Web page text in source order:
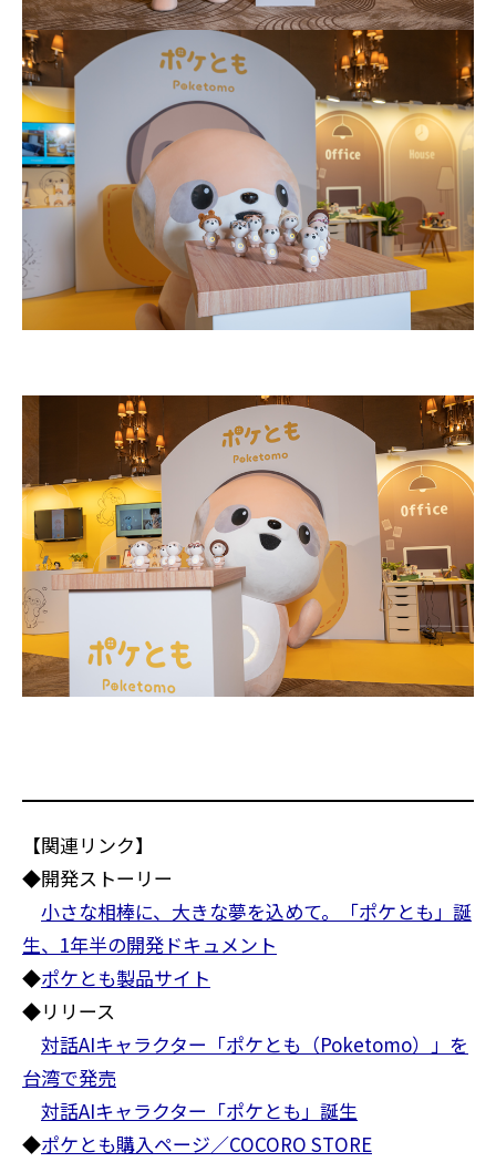
【関連リンク】
◆開発ストーリー
小さな相棒に、大きな夢を込めて。「ポケとも」誕
生、1年半の開発ドキュメント
◆ポケとも製品サイト
◆リリース
対話AIキャラクター「ポケとも（Poketomo）」を
台湾で発売
対話AIキャラクター「ポケとも」誕生
◆ポケとも購入ページ／COCORO STORE